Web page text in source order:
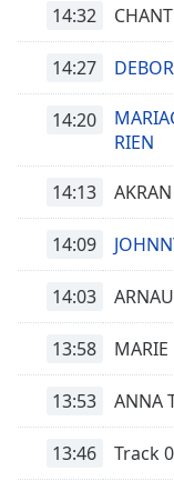
14:32
14:27
14:20
RIEN
14:13
14:09
14:03
13:58 MARIE
13:53 ANNA
13:46 Track